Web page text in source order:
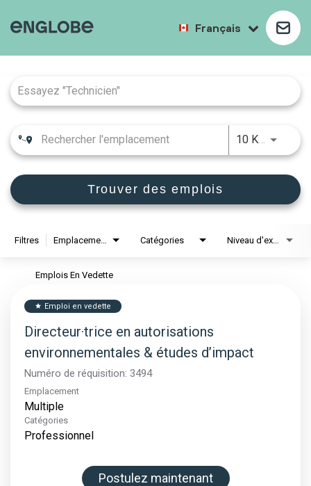
Français
10 KM
Trouver des emplois
Filtres Catégories
Emplois En Vedette
star Emploi en vedette
Directeur·trice en autorisations
environnementales & études d’impact
Numéro de réquisition: 3494
Emplacement
Multiple
Catégories
Professionnel
Postulez maintenant